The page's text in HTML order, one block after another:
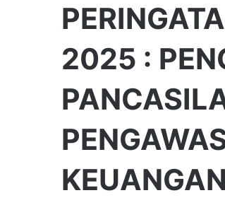
2025 :
KEUANGAN